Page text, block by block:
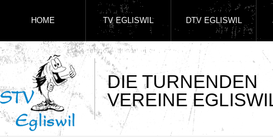
DIE TURNENDEN
VEREINE
HOME TV EGLISWIL DTV EGLISWIL